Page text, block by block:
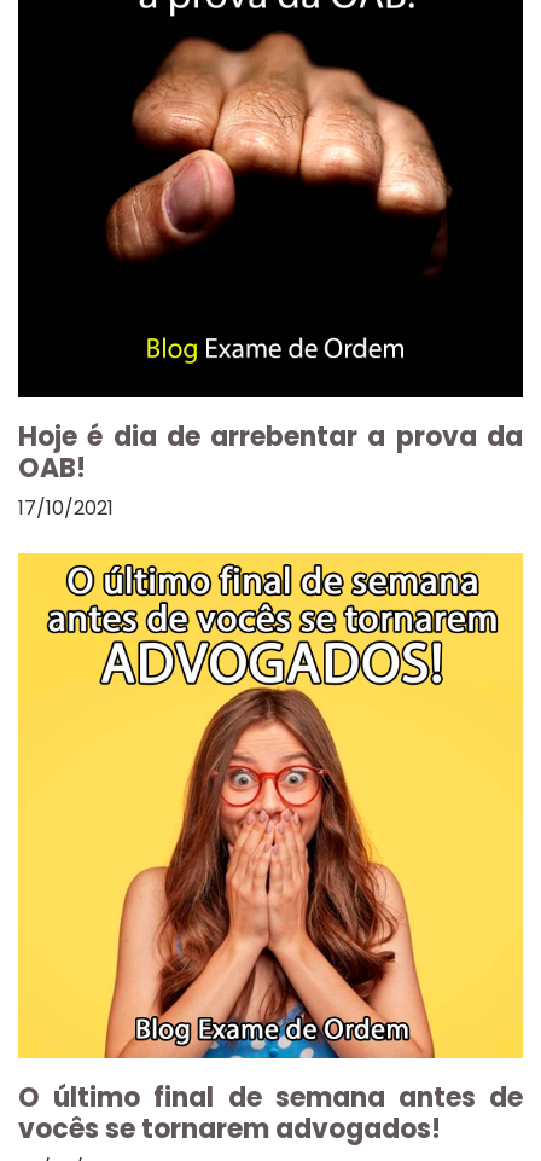
Hoje é dia de arrebentar a prova da
OAB!
17/10/2021
O último final de semana antes de
vocês se tornarem advogados!